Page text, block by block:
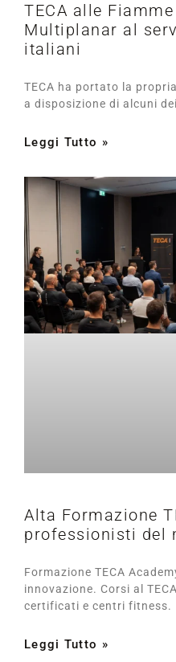
TECA alle
Multiplanar al
italiani
TECA ha portato la
a disposizione di alcuni
Leggi Tutto »
Alta Formazione
professionisti del
Formazione TECA
innovazione. Corsi al
certificati e centri fitness.
Leggi Tutto »